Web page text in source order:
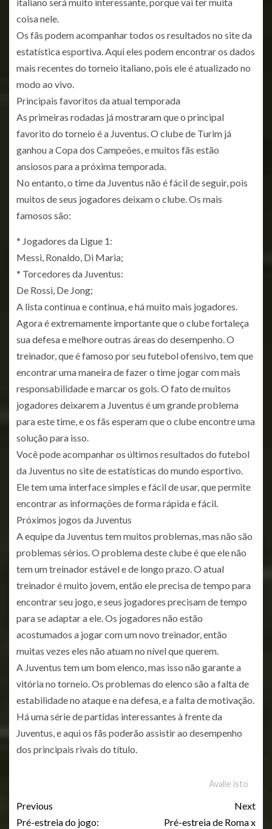
italiano será muito interessante, porque vai ter muita
coisa nele.
Os fãs podem acompanhar todos os resultados no site da
estatística esportiva. Aqui eles podem encontrar os dados
mais recentes do torneio italiano, pois ele é atualizado no
modo ao vivo.
Principais favoritos da atual temporada
As primeiras rodadas já mostraram que o principal
favorito do torneio é a Juventus. O clube de Turim já
ganhou a Copa dos Campeões, e muitos fãs estão
ansiosos para a próxima temporada.
No entanto, o time da Juventus não é fácil de seguir, pois
muitos de seus jogadores deixam o clube. Os mais
famosos são:
* Jogadores da Ligue 1:
Messi, Ronaldo, Di Maria;
* Torcedores da Juventus:
De Rossi, De Jong;
A lista continua e continua, e há muito mais jogadores.
Agora é extremamente importante que o clube fortaleça
sua defesa e melhore outras áreas do desempenho. O
treinador, que é famoso por seu futebol ofensivo, tem que
encontrar uma maneira de fazer o time jogar com mais
responsabilidade e marcar os gols. O fato de muitos
jogadores deixarem a Juventus é um grande problema
para este time, e os fãs esperam que o clube encontre uma
solução para isso.
Você pode acompanhar os últimos resultados do futebol
da Juventus no site de estatísticas do mundo esportivo.
Ele tem uma interface simples e fácil de usar, que permite
encontrar as informações de forma rápida e fácil.
Próximos jogos da Juventus
A equipe da Juventus tem muitos problemas, mas não são
problemas sérios. O problema deste clube é que ele não
tem um treinador estável e de longo prazo. O atual
treinador é muito jovem, então ele precisa de tempo para
encontrar seu jogo, e seus jogadores precisam de tempo
para se adaptar a ele. Os jogadores não estão
acostumados a jogar com um novo treinador, então
muitas vezes eles não atuam no nível que querem.
A Juventus tem um bom elenco, mas isso não garante a
vitória no torneio. Os problemas do elenco são a falta de
estabilidade no ataque e na defesa, e a falta de motivação.
Há uma série de partidas interessantes à frente da
Juventus, e aqui os fãs poderão assistir ao desempenho
dos principais rivais do título.
Avalie isto
Previous
Pré-estreia do jogo:
Next
Pré-estreia de Roma x